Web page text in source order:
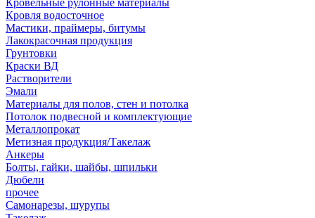
Кровельные рулонные материалы
Кровля водосточное
Мастики, праймеры, битумы
Лакокрасочная продукция
Грунтовки
Краски ВД
Растворители
Эмали
Материалы для полов, стен и потолка
Потолок подвесной и комплектующие
Металлопрокат
Метизная продукция/Такелаж
Анкеры
Болты, гайки, шайбы, шпильки
Дюбели
прочее
Самонарезы, шурупы